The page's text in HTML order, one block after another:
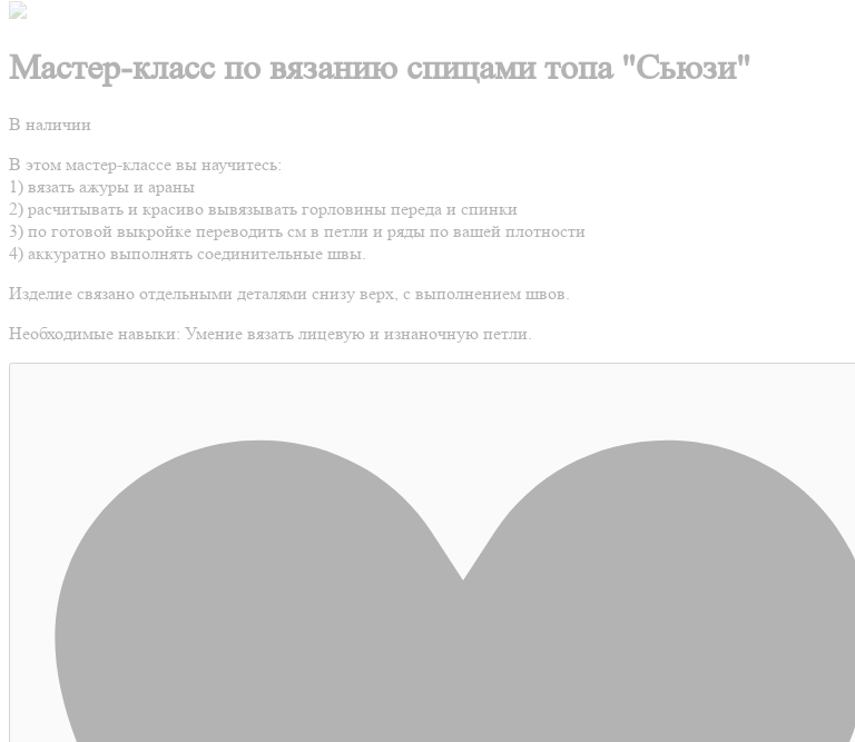
Мастер-класс по вязанию спицами топа "Сьюзи"
В наличии
В этом мастер-классе вы научитесь:
1) вязать ажуры и араны
2) расчитывать и красиво вывязывать горловины переда и спинки
3) по готовой выкройке переводить см в петли и ряды по вашей плотности
4) аккуратно выполнять соединительные швы.
Изделие связано отдельными деталями снизу верх, с выполнением швов.
Необходимые навыки: Умение вязать лицевую и изнаночную петли.